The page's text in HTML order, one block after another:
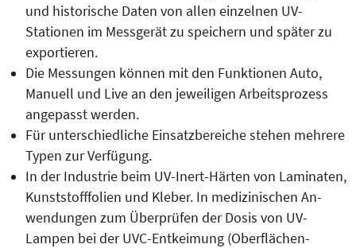
und historische Daten von allen einzelnen UV-
Stationen im Messgerät zu speichern und später zu
exportieren.
Die Messungen können mit den Funktionen Auto,
Manuell und Live an den jeweiligen Arbeitsprozess
angepasst werden.
Für unterschiedliche Einsatzbereiche stehen mehrere
Typen zur Verfügung.
In der Industrie beim UV-Inert-Här­­ten von Laminaten,
Kunst­stoff­fo­lien und Kleber. In medizi­ni­schen An­
wendungen zum Über­prüfen der Dosis von UV-
Lampen bei der UVC-Entkeimung (Ober­flä­chen­